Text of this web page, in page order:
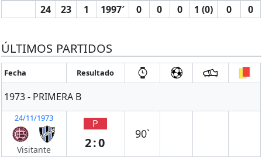
24
23 1 1997′ 0 0 0 1 (0) 0 0
ÚLTIMOS PARTIDOS
Fecha Resultado
1973 - PRIMERA B
24/11/1973
Visitante
P
2:0
90`